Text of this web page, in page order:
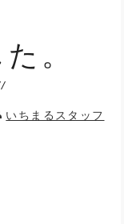
。
いちまるスタッフ